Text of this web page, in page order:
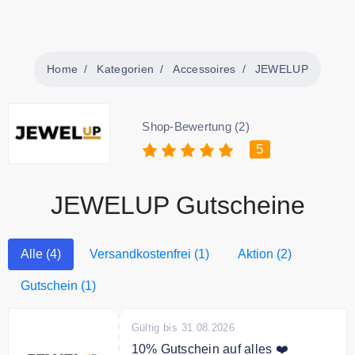
Home Kategorien Accessoires JEWELUP
Shop-Bewertung (2)
5
JEWELUP Gutscheine
Alle (4) Versandkostenfrei (1) Aktion (2)
Gutschein (1)
Gültig bis 31.08.2026
10% Gutschein auf alles ❤️